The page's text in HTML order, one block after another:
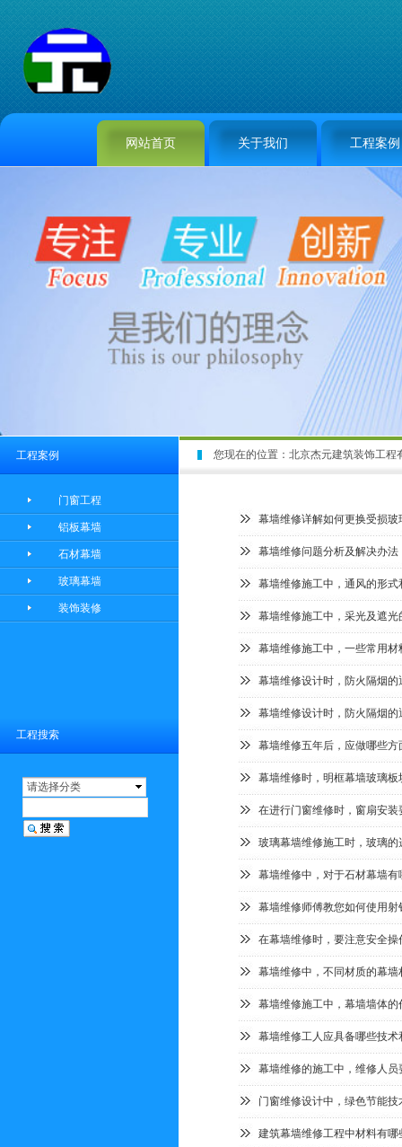
网站首页 关于我们 工程案例
工程搜索
请选择分类
您现在的位置： 北京杰元建筑装饰工程
工程案例
门窗工程
铝板幕墙
石材幕墙
玻璃幕墙
装饰装修
幕墙维修详解如何更换受损玻
幕墙维修问题分析及解决办法
幕墙维修施工中，通风的形式
幕墙维修施工中，采光及遮光
幕墙维修施工中，一些常用材
幕墙维修设计时，防火隔烟
幕墙维修设计时，防火隔烟
幕墙维修五年后，应做哪些方
幕墙维修时，明框幕墙玻璃板
在进行门窗维修时，窗扇安装
玻璃幕墙维修施工时，玻璃的
幕墙维修中，对于石材幕墙有
幕墙维修师傅教您如何使用射
在幕墙维修时，要注意安全操
幕墙维修中，不同材质的幕
幕墙维修施工中，幕墙墙体的
幕墙维修工人应具备哪些技术
幕墙维修的施工中，维修人
门窗维修设计中，绿色节能技
建筑幕墙维修工程中材料有哪